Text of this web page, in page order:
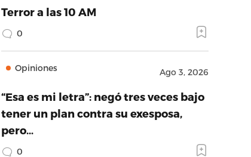
Terror a las 10 AM
0
Opiniones Ago 3, 2026
“Esa es mi letra”: negó tres veces bajo
tener un plan contra su exesposa,
pero…
0